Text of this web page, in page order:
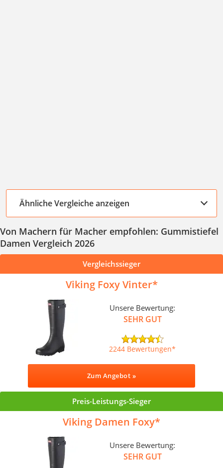
Ähnliche Vergleiche anzeigen
Von Machern für Macher empfohlen: Gummistiefel
Damen Vergleich 2026
Vergleichssieger
Viking Foxy Vinter
Unsere Bewertung:
SEHR GUT
2244 Bewertungen
Zum Angebot »
Preis-Leistungs-Sieger
Viking Damen Foxy
Unsere Bewertung:
SEHR GUT